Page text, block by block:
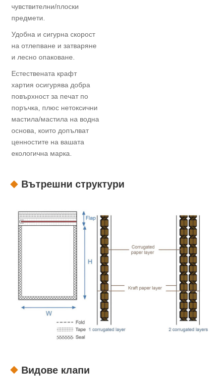
чувствителни/плоски
предмети.
Удобна и сигурна скорост
на отлепване и затваряне
и лесно опаковане.
Естествената крафт
хартия осигурява добра
повърхност за печат по
поръчка, плюс нетоксични
мастила/мастила на водна
основа, които допълват
ценностите на вашата
екологична марка.
Вътрешни структури
Видове клапи